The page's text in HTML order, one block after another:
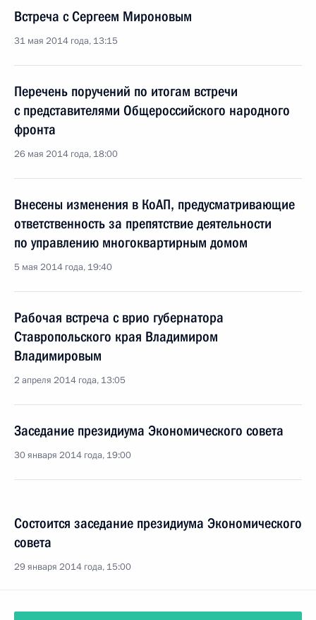
Встреча с Сергеем Мироновым
31 мая 2014 года, 13:15
Перечень поручений по итогам встречи
с представителями Общероссийского народного
фронта
26 мая 2014 года, 18:00
Внесены изменения в КоАП, предусматривающие
ответственность за препятствие деятельности
по управлению многоквартирным домом
5 мая 2014 года, 19:40
Рабочая встреча с врио губернатора
Ставропольского края Владимиром
Владимировым
2 апреля 2014 года, 13:05
Заседание президиума Экономического совета
30 января 2014 года, 19:00
Состоится заседание президиума Экономического
совета
29 января 2014 года, 15:00